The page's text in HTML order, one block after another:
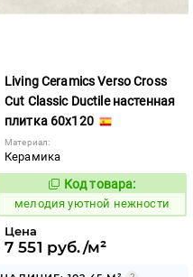
Living Ceramics Verso Cross
Cut Classic Ductile настенная
плитка 60x120
Материал:
Керамика
966933
Код товара:
мелодия уютной нежности
Цена
7 551 руб./м²